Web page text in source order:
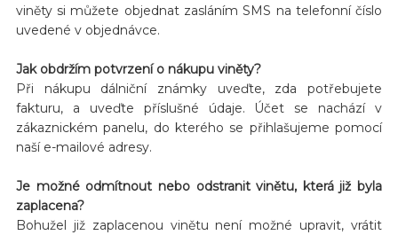
viněty si můžete objednat zasláním SMS na telefonní číslo
uvedené v objednávce.
Jak obdržím potvrzení o nákupu viněty?
Při nákupu dálniční známky uveďte, zda potřebujete
fakturu, a uveďte příslušné údaje. Účet se nachází v
zákaznickém panelu, do kterého se přihlašujeme pomocí
naší e-mailové adresy.
Je možné odmítnout nebo odstranit vinětu, která již byla
zaplacena?
Bohužel již zaplacenou vinětu není možné upravit, vrátit